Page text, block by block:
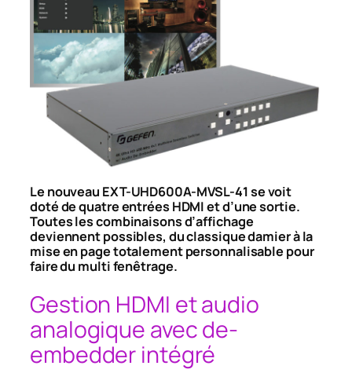
Le nouveau EXT-UHD600A-MVSL-41 se voit
doté de quatre entrées HDMI et d’une sortie.
Toutes les combinaisons d’affichage
deviennent possibles, du classique damier à la
mise en page totalement personnalisable pour
faire du multi fenêtrage.
Gestion HDMI et audio
analogique avec de-
embedder intégré